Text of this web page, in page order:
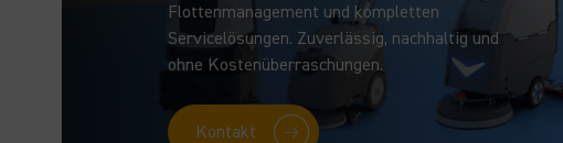
Flottenmanagement und kompletten
Servicelösungen. Zuverlässig, nachhaltig und
ohne Kostenüberraschungen.
Kontakt